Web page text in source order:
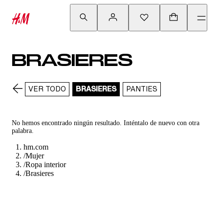
BRASIERES
VER TODO BRASIERES PANTIES
No hemos encontrado ningún resultado. Inténtalo de nuevo con otra
palabra.
hm.com
/Mujer
/Ropa interior
/Brasieres